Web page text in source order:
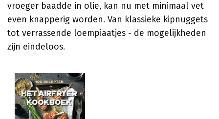
vroeger baadde in olie, kan nu met minimaal vet
even knapperig worden. Van klassieke kipnuggets
tot verrassende loempiaatjes - de mogelijkheden
zijn eindeloos.